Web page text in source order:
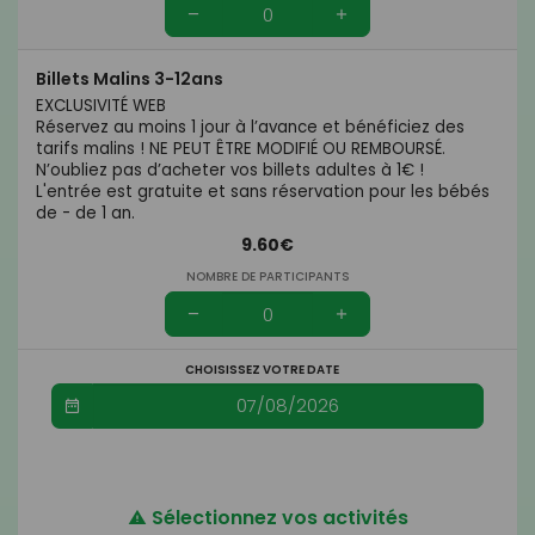
Billets Malins 3-12ans
EXCLUSIVITÉ WEB
Réservez au moins 1 jour à l’avance et bénéficiez des
tarifs malins ! NE PEUT ÊTRE MODIFIÉ OU REMBOURSÉ.
N’oubliez pas d’acheter vos billets adultes à 1€ !
L'entrée est gratuite et sans réservation pour les bébés
de - de 1 an.
9.60€
NOMBRE DE PARTICIPANTS
CHOISISSEZ VOTRE DATE
Sélectionnez vos activités